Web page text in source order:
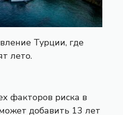
Турции, где
лето.